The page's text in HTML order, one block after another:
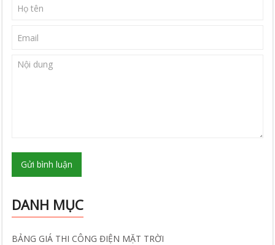
Gửi bình luận
DANH MỤC
BẢNG GIÁ THI CÔNG ĐIỆN MẶT TRỜI